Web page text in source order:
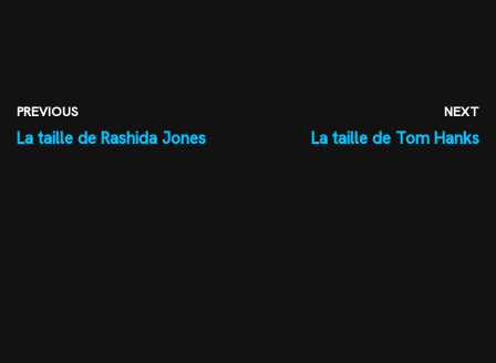
PREVIOUS
La taille de Rashida Jones
NEXT
La taille de Tom Hanks